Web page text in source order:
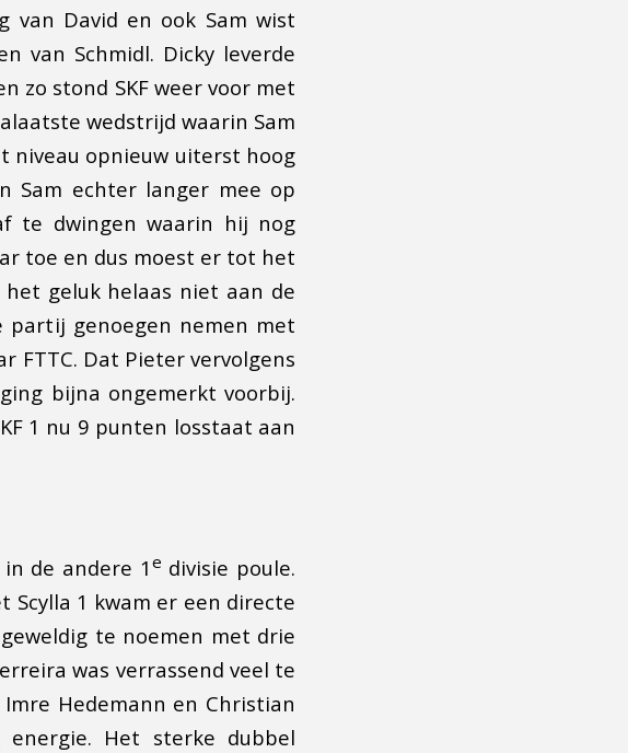
van David en ook Sam wist
van Schmidl. Dicky leverde
zo stond SKF weer voor met
wedstrijd waarin Sam
niveau opnieuw uiterst hoog
Sam echter langer mee op
te dwingen waarin hij nog
toe en dus moest er tot het
geluk helaas niet aan de
partij genoegen nemen met
FTTC. Dat Pieter vervolgens
bijna ongemerkt voorbij.
1 nu 9 punten losstaat aan
in de andere 1e divisie poule.
Scylla 1 kwam er een directe
te noemen met drie
was verrassend veel te
Hedemann en Christian
energie. Het sterke dubbel